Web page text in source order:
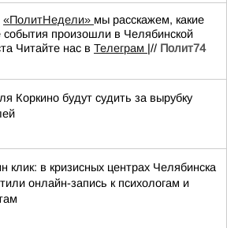
«ПолитНедели» мы расскажем, какие
произошли в Челябинской
Читайте нас в Телеграм |// Полит74
Коркино будут судить за вырубку
клик: в кризисных центрах Челябинска
онлайн-запись к психологам и